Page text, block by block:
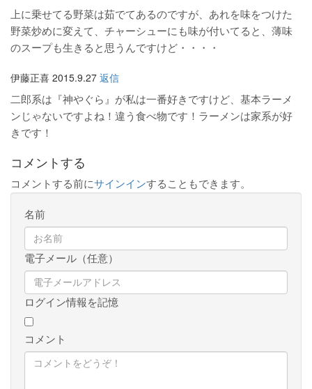
上に乗せてる野菜は茹でてあるのですが、あれを味をつけた
野菜炒めに変えて、チャーシューにも味が付いてると、薄味
のスープも生きると思うんですけど・・・・
伊藤正喜 2015.9.27 返信
二郎系は『神やぐら』が私は一番好きですけど、基本ラーメ
ンじゃないですよね！違う食べ物です！ラーメンは家系が好
きです！
コメントする
コメントする前にサインインすることもできます。
名前
電子メール（任意）
ログイン情報を記憶
コメント